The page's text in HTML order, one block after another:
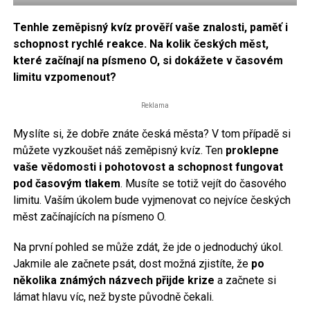
Tenhle zeměpisný kvíz prověří vaše znalosti, paměť i
schopnost rychlé reakce. Na kolik českých měst,
které začínají na písmeno O, si dokážete v časovém
limitu vzpomenout?
Reklama
Myslíte si, že dobře znáte česká města? V tom případě si
můžete vyzkoušet náš zeměpisný kvíz. Ten proklepne
vaše vědomosti i pohotovost a schopnost fungovat
pod časovým tlakem. Musíte se totiž vejít do časového
limitu. Vaším úkolem bude vyjmenovat co nejvíce českých
měst začínajících na písmeno O.
Na první pohled se může zdát, že jde o jednoduchý úkol.
Jakmile ale začnete psát, dost možná zjistíte, že po
několika známých názvech přijde krize a začnete si
lámat hlavu víc, než byste původně čekali.